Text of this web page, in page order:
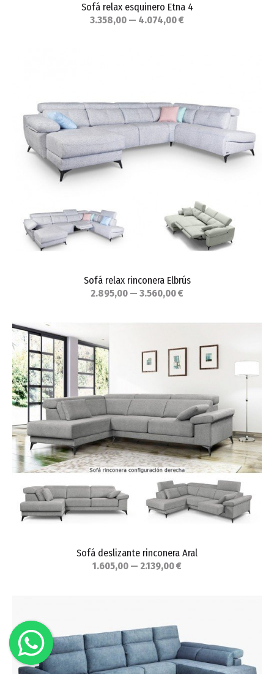
Sofá relax esquinero Etna 4
3.358,00 — 4.074,00 €
Sofá relax rinconera Elbrús
2.895,00 — 3.560,00 €
Sofá deslizante rinconera Aral
1.605,00 — 2.139,00 €